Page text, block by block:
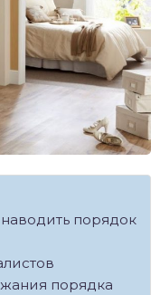
порядок
порядка